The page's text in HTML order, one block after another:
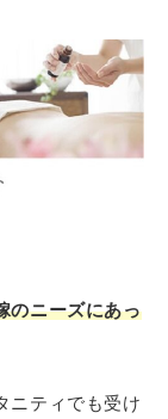
のニーズにあっ
ニティでも受け